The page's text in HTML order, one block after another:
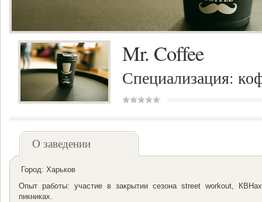
Mr. Coffee
Специализация:
О заведении
Город: Харьков
Опыт работы: участие в закрытии сезона street workout,
пикниках.